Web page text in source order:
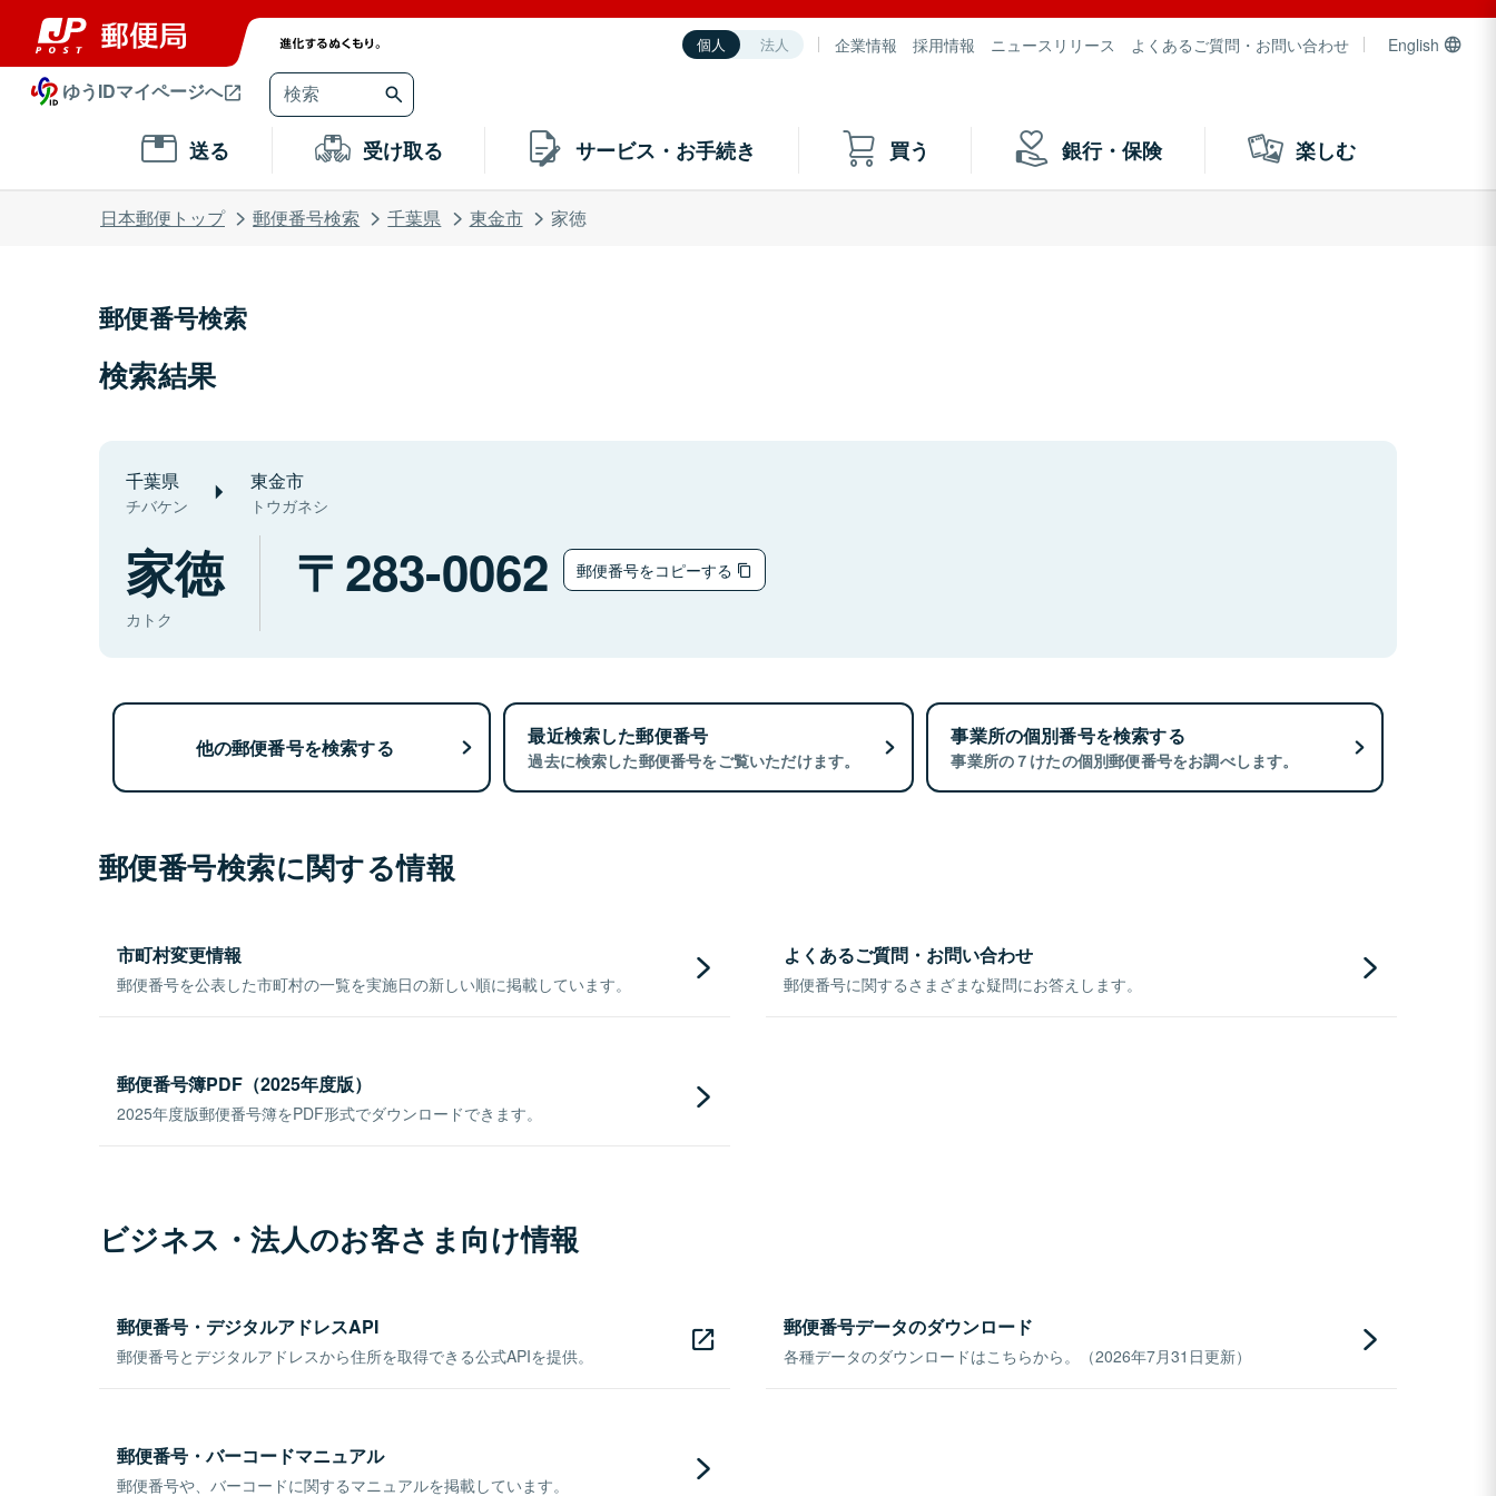
個人 法人 企業情報 採用情報 ニュースリリース よくあるご質問・お問い合わせ English
ゆうIDマイページへ
送る 受け取る サービス・お手続き 買う 銀行・保険 楽しむ
日本郵便トップ 郵便番号検索 千葉県 東金市 家徳
郵便番号検索
検索結果
千葉県
チバケン
東金市
トウガネシ
家徳
カトク
283-0062 郵便番号をコピーする
他の郵便番号を検索する 最近検索した郵便番号
過去に検索した郵便番号をご覧いただけます。
事業所の個別番号を検索する
事業所の７けたの個別郵便番号をお調べします。
郵便番号検索に関する情報
市町村変更情報
郵便番号を公表した市町村の一覧を実施日の新しい順に掲載しています。
よくあるご質問・お問い合わせ
郵便番号に関するさまざまな疑問にお答えします。
郵便番号簿PDF（2025年度版）
2025年度版郵便番号簿をPDF形式でダウンロードできます。
ビジネス・法人のお客さま向け情報
郵便番号・デジタルアドレスAPI
郵便番号とデジタルアドレスから住所を取得できる公式APIを提供。
郵便番号データのダウンロード
各種データのダウンロードはこちらから。（2026年7月31日更新）
郵便番号・バーコードマニュアル
郵便番号や、バーコードに関するマニュアルを掲載しています。